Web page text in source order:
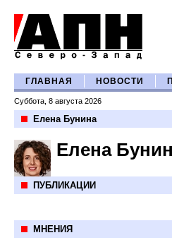
ГЛАВНАЯ НОВОСТИ
Суббота, 8 августа 2026
Елена Бунина
Елена
ПУБЛИКАЦИИ
МНЕНИЯ